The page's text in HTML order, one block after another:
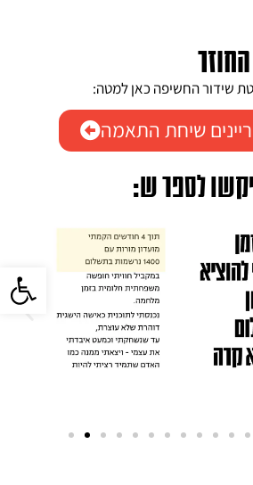
פתח
שידור החשיפה כאן למטה:
שיחת התאמה
לספר ש: